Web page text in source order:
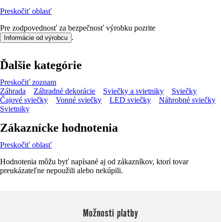
Preskočiť oblasť
Pre zodpovednosť za bezpečnosť výrobku pozrite
Informácie od výrobcu .
Ďalšie kategórie
Preskočiť zoznam
Záhrada
Záhradné dekorácie Sviečky a svietniky
Sviečky
Čajové sviečky
Vonné sviečky LED sviečky
Náhrobné sviečky
Svietniky
Zákaznícke hodnotenia
Preskočiť oblasť
Hodnotenia môžu byť napísané aj od zákazníkov, ktorí tovar
preukázateľne nepoužili alebo nekúpili.
Možnosti platby